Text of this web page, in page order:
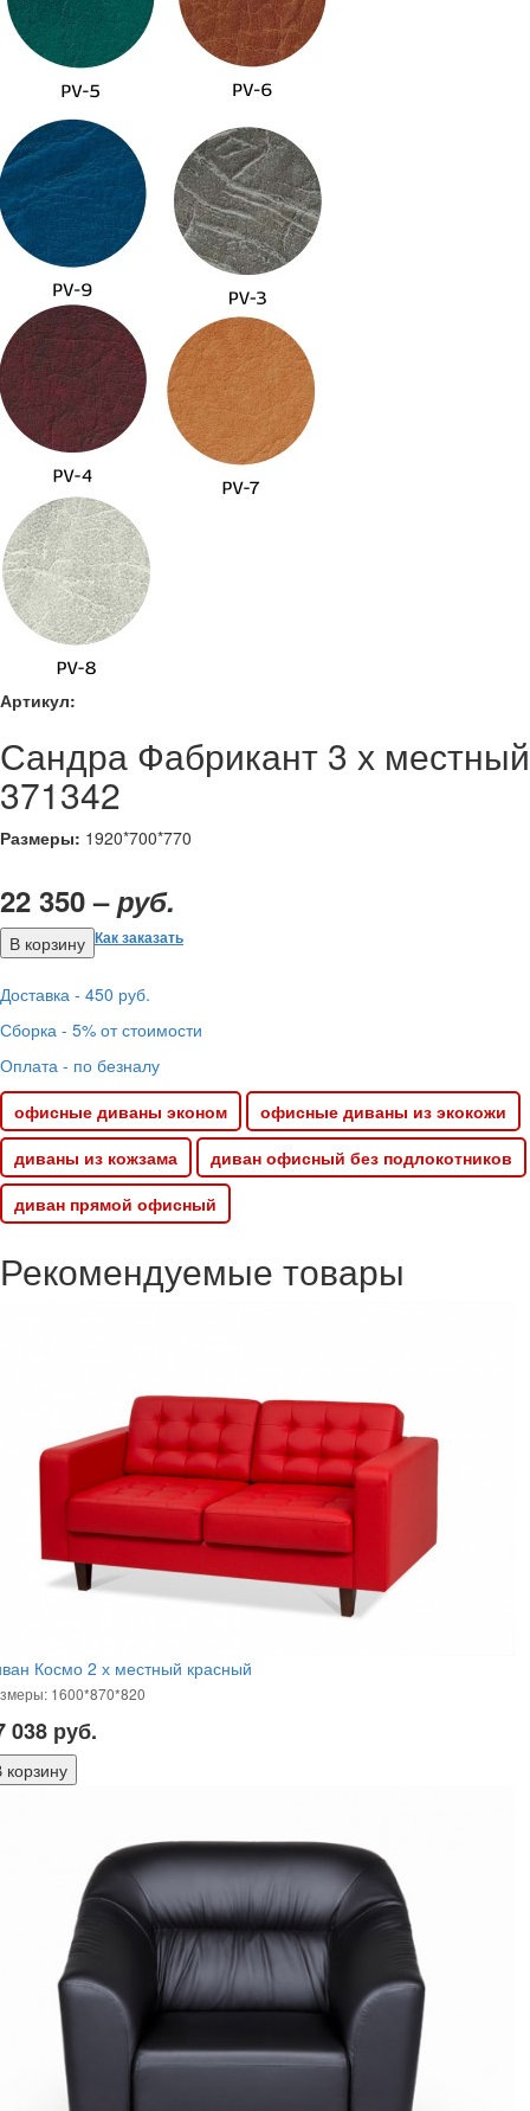
Артикул:
Сандра Фабрикант 3 х местный
371342
Размеры: 1920*700*770
22 350 –руб.
Как заказать
Доставка - 450 руб.
Сборка - 5% от стоимости
Оплата - по безналу
офисные диваны эконом
офисные диваны из экокожи
диваны из кожзама
диван офисный без подлокотников
диван прямой офисный
Рекомендуемые товары
Космо 2 х местный красный
1600*870*820
038 руб.